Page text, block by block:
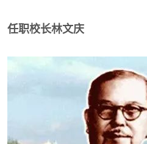
任职校长林文庆